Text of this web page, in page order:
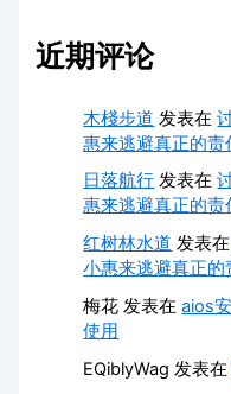
近期评论
木棧步道 发表在
惠来逃避真正的责
日落航行 发表在
惠来逃避真正的责
红树林水道 发表
小惠来逃避真正的
梅花 发表在aios
使用
EQiblyWag 发表